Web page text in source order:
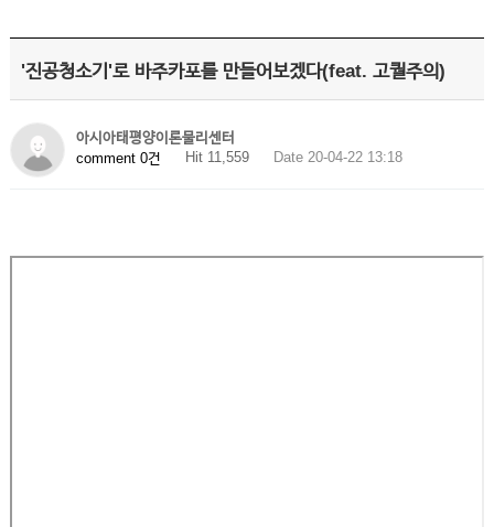
'진공청소기'로 바주카포를 만들어보겠다(feat. 고퀄주의)
아시아태평양이론물리센터
comment 0건
Hit 11,559 Date 20-04-22 13:18